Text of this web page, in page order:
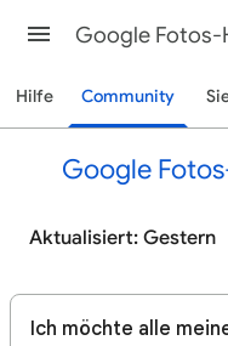
Google Fotos-
Hilfe Community
Google
Aktualisiert: Gestern
Ich möchte alle